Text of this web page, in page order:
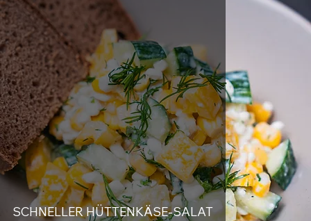
SCHNELLER HÜTTENKÄSE-SALAT